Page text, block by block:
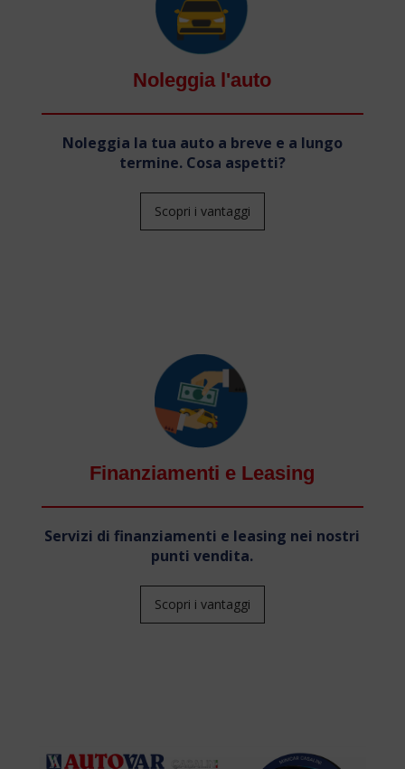
Noleggia l'auto
Noleggia la tua auto a breve e a lungo
termine. Cosa aspetti?
Scopri i vantaggi
Finanziamenti e Leasing
Servizi di finanziamenti e leasing nei nostri
punti vendita.
Scopri i vantaggi